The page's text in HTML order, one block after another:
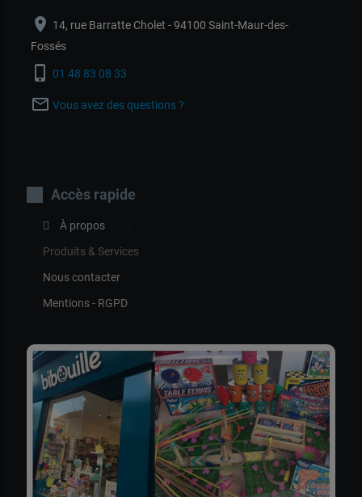
location_on 14, rue Barratte Cholet - 94100 Saint-Maur-des-
Fossés
phone_iphone 01 48 83 08 33
mail_outline Vous avez des questions ?
Accès rapide
À propos
Produits & Services
Nous contacter
Mentions - RGPD